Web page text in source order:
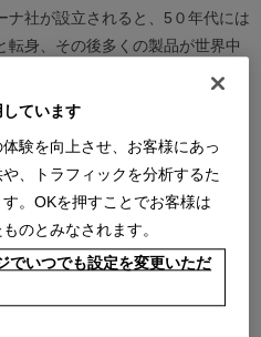
ナ社が設立されると、5０年代には
転身、その後多くの製品が世界中
されるなど、その完成度とデザ
この普遍的なクオリティを支える
チザン（職人）の技術の継承と
かけ築きあげられた歴史と信
続けられる斬新で大胆な製品開発
ーとの協業にあります。カッシー
特別な満足感をもたらし続けま
ています
験を向上させ、お客様にあっ
、トラフィックを分析するた
。OKを押すことでお客様は
のとみなされます。
でいつでも設定を変更いただ